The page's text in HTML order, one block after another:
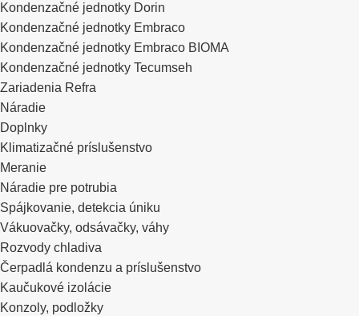
Kondenzačné jednotky Dorin
Kondenzačné jednotky Embraco
Kondenzačné jednotky Embraco BIOMA
Kondenzačné jednotky Tecumseh
Zariadenia Refra
Náradie
Doplnky
Klimatizačné príslušenstvo
Meranie
Náradie pre potrubia
Spájkovanie, detekcia úniku
Vákuovačky, odsávačky, váhy
Rozvody chladiva
Čerpadlá kondenzu a príslušenstvo
Kaučukové izolácie
Konzoly, podložky